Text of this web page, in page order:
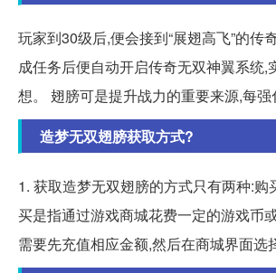
玩家到30级后,便会接到“展翅高飞”的传
成任务后便自动开启传奇无双神翼系统,
想。 翅膀可是提升战力的重要来源,每强
造梦无双翅膀获取方式?
1. 获取造梦无双翅膀的方式只有两种:购
买是指通过游戏商城花费一定的游戏币
需要先充值相应金额,然后在商城界面选